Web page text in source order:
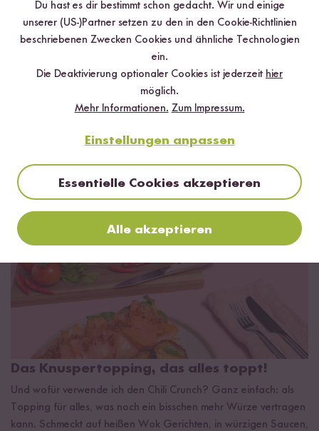
milde Schärfe, aber hat es trotzdem in sich! Die
Kombination aus frittierten Knoblauch- und
Zwiebelflocken, Crispy Chiliflocken und Sesamöl
macht all deine Lieblingsgerichte noch ein
Stückchen leckerer.
Das Knuspertopping, das alles toppt!
Und wofür verwende ich den Chili Crunch? Ganz einfach: als
Topping für alles, was noch ein bisschen mehr Würze vertragen
kann. Schmeckt auf heißen Wok Gerichten, in würzigen Saucen,
Du hast es dir bestimmt schon gedacht. Wir und einige
unserer (US-)Partner setzen zu den in den Cookie-Richtlinien
beschriebenen Zwecken Cookies und ähnliche Technologien
ein.
Die Deaktivierung optionaler Cookies ist jederzeit hier
möglich.
Mehr Informationen. Zum Impressum.
Einstellungen anpassen
Essentielle Cookies akzeptieren
Alle akzeptieren